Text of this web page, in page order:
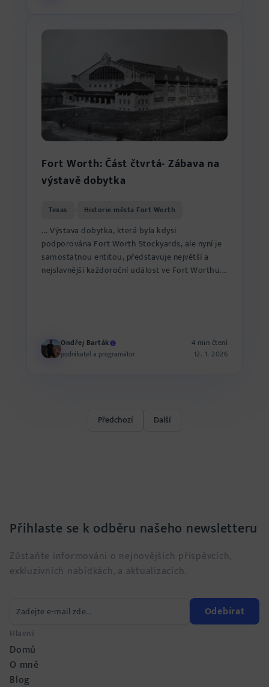
Fort Worth: Část čtvrtá- Zábava na
výstavě dobytka
Texas Historie města Fort Worth
... Výstava dobytka, která byla kdysi
podporována Fort Worth Stockyards, ale nyní je
samostatnou entitou, představuje největší a
nejslavnější každoroční událost ve Fort Worthu.
Ondřej Barták
podnikatel a programátor
4 min čtení
12. 1. 2026
Předchozí Další
Hlavní
Domů
O mně
Blog
Přihlaste se k odběru našeho newsletteru
Zůstaňte informováni o nejnovějších příspěvcích,
exkluzivních nabídkách, a aktualizacích.
Odebírat